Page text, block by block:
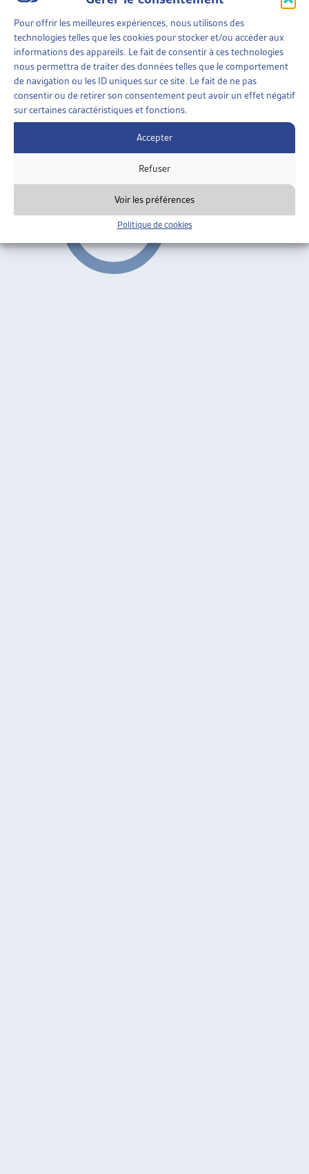
Pour offrir les meilleures expériences, nous utilisons des
technologies telles que les cookies pour stocker et/ou accéder aux
informations des appareils. Le fait de consentir à ces technologies
nous permettra de traiter des données telles que le comportement
de navigation ou les ID uniques sur ce site. Le fait de ne pas
consentir ou de retirer son consentement peut avoir un effet négatif
sur certaines caractéristiques et fonctions.
Accepter
Refuser
Voir les préférences
Politique de cookies
Imposition du couple et de la famille
FINANCES»IMPÔTS»IMPOSITION DU COUPLE ET
DE LA FAMILLE
DÉDUCTIONS FISCALES ET GARDE DES ENFANTS
Délibérations Conseils des Etats, oct. 2007
Imposition du couple et de la famille